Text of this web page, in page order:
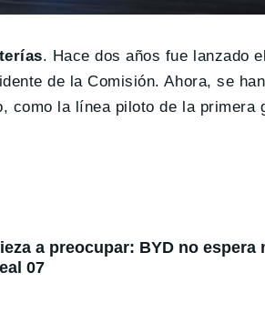
. Hace dos años fue lanzado
de la Comisión. Ahora, se han
como la línea piloto de la primera
a preocupar: BYD no espera
07